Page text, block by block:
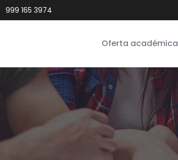
999 165 3974
Oferta académica